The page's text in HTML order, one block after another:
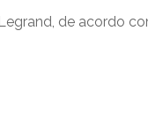
de acordo